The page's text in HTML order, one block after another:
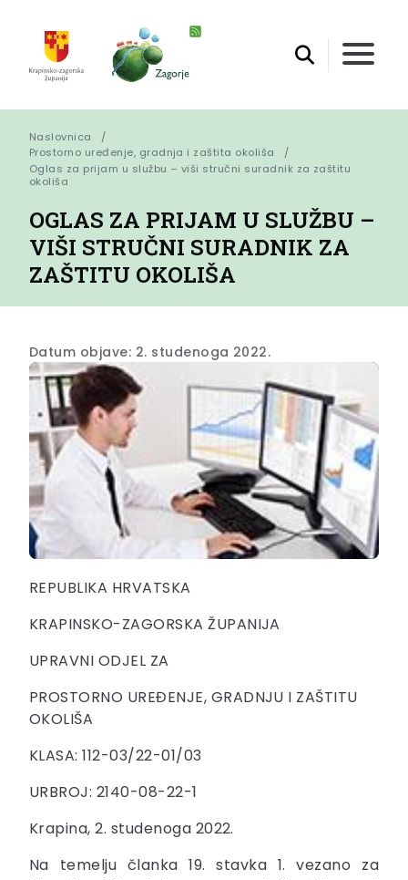
Naslovnica
Prostorno uređenje, gradnja i zaštita okoliša
Oglas za prijam u službu – viši stručni suradnik za zaštitu
okoliša
OGLAS ZA PRIJAM U SLUŽBU –
VIŠI STRUČNI SURADNIK ZA
ZAŠTITU OKOLIŠA
Datum objave: 2. studenoga 2022.
REPUBLIKA HRVATSKA
KRAPINSKO-ZAGORSKA ŽUPANIJA
UPRAVNI ODJEL ZA
PROSTORNO UREĐENJE, GRADNJU I ZAŠTITU
OKOLIŠA
KLASA: 112-03/22-01/03
URBROJ: 2140-08-22-1
Krapina, 2. studenoga 2022.
Na temelju članka 19. stavka 1. vezano za